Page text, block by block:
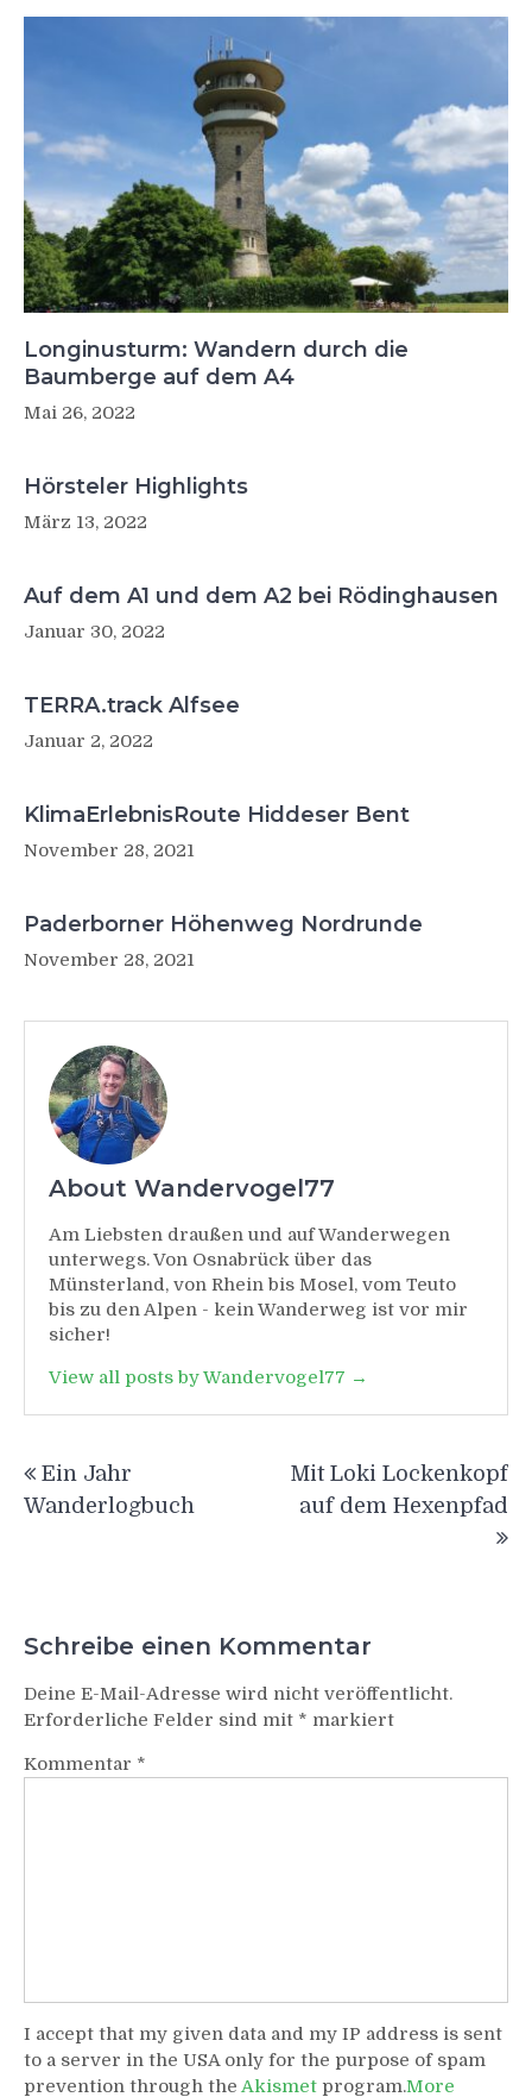
Longinusturm: Wandern durch die
Baumberge auf dem A4
Mai 26, 2022
Hörsteler Highlights
März 13, 2022
Auf dem A1 und dem A2 bei Rödinghausen
Januar 30, 2022
TERRA.track Alfsee
Januar 2, 2022
KlimaErlebnisRoute Hiddeser Bent
November 28, 2021
Paderborner Höhenweg Nordrunde
November 28, 2021
About Wandervogel77
Am Liebsten draußen und auf Wanderwegen
unterwegs. Von Osnabrück über das
Münsterland, von Rhein bis Mosel, vom Teuto
bis zu den Alpen - kein Wanderweg ist vor mir
sicher!
View all posts by Wandervogel77 →
Ein Jahr
Wanderlogbuch
Mit Loki Lockenkopf
auf dem Hexenpfad
Schreibe einen Kommentar
Deine E-Mail-Adresse wird nicht veröffentlicht.
Erforderliche Felder sind mit * markiert
Kommentar *
I accept that my given data and my IP address is sent
to a server in the USA only for the purpose of spam
prevention through the Akismet program.More